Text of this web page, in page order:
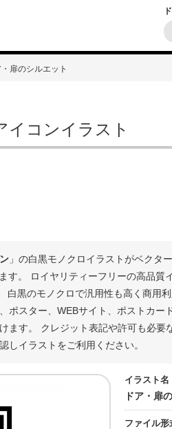
扉のシルエット
イコンイラスト
」の白黒モノクロイラストがベクタ
す。 ロイヤリティーフリーの高品質
白黒のモノクロで汎用性も高く商用
ポスター、WEBサイト、ポストカー
ます。 クレジット表記や許可も必要
しイラストをご利用ください。
イラスト名
ドア・扉
ファイル形